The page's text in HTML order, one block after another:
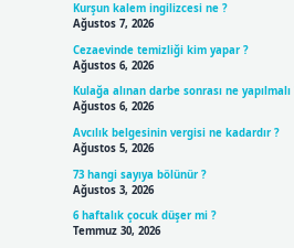
Kurşun kalem ingilizcesi ne ?
Ağustos 7, 2026
Cezaevinde temizliği kim yapar ?
Ağustos 6, 2026
Kulağa alınan darbe sonrası ne yapılmalı
Ağustos 6, 2026
Avcılık belgesinin vergisi ne kadardır ?
Ağustos 5, 2026
73 hangi sayıya bölünür ?
Ağustos 3, 2026
6 haftalık çocuk düşer mi ?
Temmuz 30, 2026